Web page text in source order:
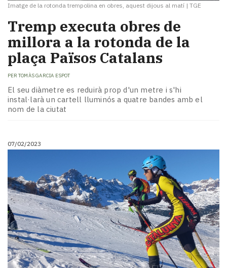
Imatge de la rotonda trempolina en obres, aquest dijous al matí | TGE
Tremp executa obres de
millora a la rotonda de la
plaça Països Catalans
PER TOMÀS GARCIA ESPOT
El seu diàmetre es reduirà prop d'un metre i s'hi
instal·larà un cartell lluminós a quatre bandes amb el
nom de la ciutat
07/02/2023